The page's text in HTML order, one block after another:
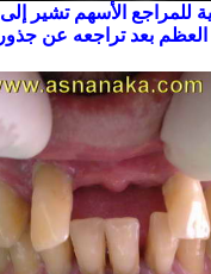
للمراجع الأسهم تشير إلى
بعد تراجعه عن جذور